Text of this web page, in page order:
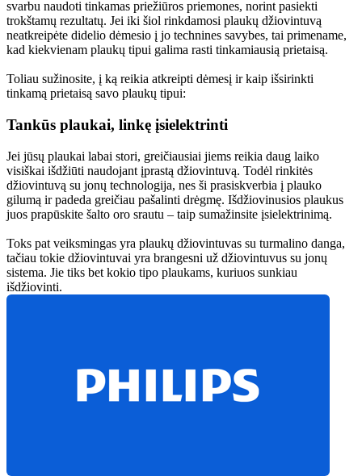
svarbu naudoti tinkamas priežiūros priemones, norint pasiekti
trokštamų rezultatų. Jei iki šiol rinkdamosi plaukų džiovintuvą
neatkreipėte didelio dėmesio į jo technines savybes, tai primename,
kad kiekvienam plaukų tipui galima rasti tinkamiausią prietaisą.
Toliau sužinosite, į ką reikia atkreipti dėmesį ir kaip išsirinkti
tinkamą prietaisą savo plaukų tipui:
Tankūs plaukai, linkę įsielektrinti
Jei jūsų plaukai labai stori, greičiausiai jiems reikia daug laiko
visiškai išdžiūti naudojant įprastą džiovintuvą. Todėl rinkitės
džiovintuvą su jonų technologija, nes ši prasiskverbia į plauko
gilumą ir padeda greičiau pašalinti drėgmę. Išdžiovinusios plaukus
juos prapūskite šalto oro srautu – taip sumažinsite įsielektrinimą.
Toks pat veiksmingas yra plaukų džiovintuvas su turmalino danga,
tačiau tokie džiovintuvai yra brangesni už džiovintuvus su jonų
sistema. Jie tiks bet kokio tipo plaukams, kuriuos sunkiau
išdžiovinti.